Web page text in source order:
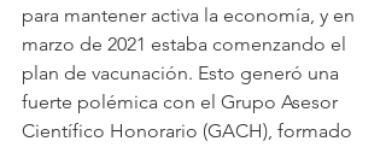
para mantener activa la economía, y en
marzo de 2021 estaba comenzando el
plan de vacunación. Esto generó una
fuerte polémica con el Grupo Asesor
Científico Honorario (GACH), formado